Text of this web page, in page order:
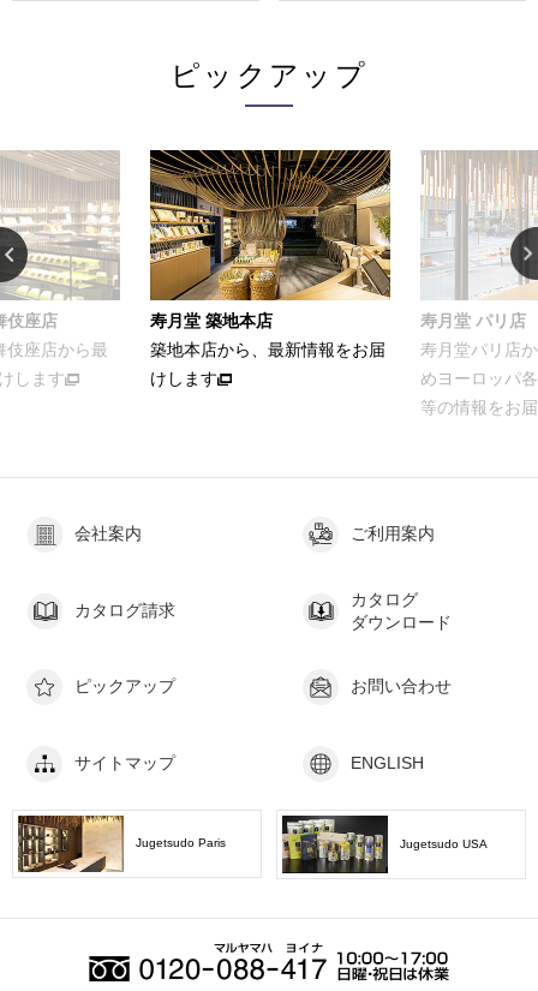
ピックアップ
最新情報をお届
寿月堂 パリ店
寿月堂パリ店から、パリをはじ
めヨーロッパ各国のお得意さま
お家でカン
お茶をおい
ける簡単レ
会社案内 ご利用案内
カタログ請求
カタログ
ダウンロード
ピックアップ お問い合わせ
サイトマップ ENGLISH
Jugetsudo Paris Jugetsudo USA